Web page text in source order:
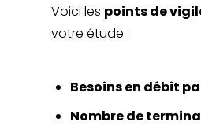
Voici les points de
votre étude :
Besoins en débit
Nombre de